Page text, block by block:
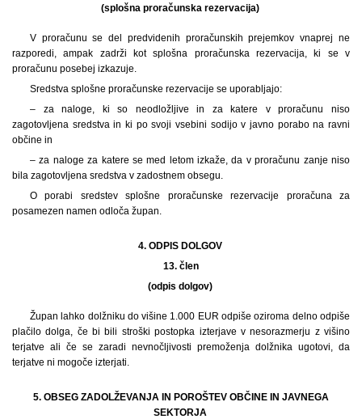
(splošna proračunska rezervacija)
V proračunu se del predvidenih proračunskih prejemkov vnaprej ne
razporedi, ampak zadrži kot splošna proračunska rezervacija, ki se v
proračunu posebej izkazuje.
Sredstva splošne proračunske rezervacije se uporabljajo:
– za naloge, ki so neodložljive in za katere v proračunu niso
zagotovljena sredstva in ki po svoji vsebini sodijo v javno porabo na ravni
občine in
– za naloge za katere se med letom izkaže, da v proračunu zanje niso
bila zagotovljena sredstva v zadostnem obsegu.
O porabi sredstev splošne proračunske rezervacije proračuna za
posamezen namen odloča župan.
4. ODPIS DOLGOV
13. člen
(odpis dolgov)
Župan lahko dolžniku do višine 1.000 EUR odpiše oziroma delno odpiše
plačilo dolga, če bi bili stroški postopka izterjave v nesorazmerju z višino
terjatve ali če se zaradi nevnočljivosti premoženja dolžnika ugotovi, da
terjatve ni mogoče izterjati.
5. OBSEG ZADOLŽEVANJA IN POROŠTEV OBČINE IN JAVNEGA
SEKTORJA